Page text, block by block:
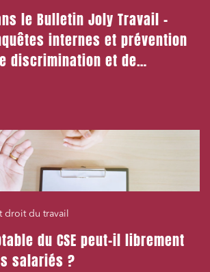
le Bulletin Joly Travail –
internes et prévention
discrimination et de
droit du travail
du CSE peut-il librement
salariés ?